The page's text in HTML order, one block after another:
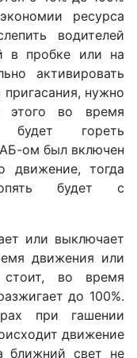
ресурса
водителей
в пробке или на
активировать
нужно
этого во время
гореть
ом был включен
движение, тогда
будет с
или выключает
движения или
стоит, во время
до 100%.
при гашении
движение
ближний свет не